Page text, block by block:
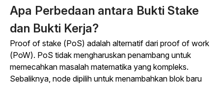
Apa Perbedaan antara Bukti Stake
dan Bukti Kerja?
Proof of stake (PoS) adalah alternatif dari proof of work
(PoW). PoS tidak mengharuskan penambang untuk
memecahkan masalah matematika yang kompleks.
Sebaliknya, node dipilih untuk menambahkan blok baru